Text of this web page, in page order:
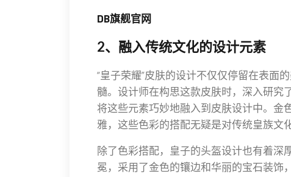
DB旗舰官网
2、融入传统文化的设计元素
“皇子荣耀”皮肤的设计不仅仅停留在表面
髓。设计师在构思这款皮肤时，深入研究
将这些元素巧妙地融入到皮肤设计中。金
雅，这些色彩的搭配无疑是对传统皇族文
除了色彩搭配，皇子的头盔设计也有着深
冕，采用了金色的镶边和华丽的宝石装饰